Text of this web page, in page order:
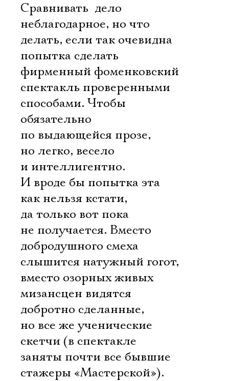
Сравнивать  дело
неблагодарное, но что
делать, если так очевидна
попытка сделать
фирменный фоменковский
спектакль проверенными
способами. Чтобы
обязательно
по выдающейся прозе,
но легко, весело
и интеллигентно.
И вроде бы попытка эта
как нельзя кстати,
да только вот пока
не получается. Вместо
добродушного смеха
слышится натужный гогот,
вместо озорных живых
мизансцен видятся
добротно сделанные,
но все же ученические
скетчи (в спектакле
заняты почти все бывшие
стажеры «Мастерской»).